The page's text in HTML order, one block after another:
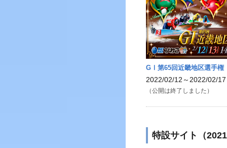
GⅠ第65回近畿地区選手権
2022/02/12～2022/02/17
（公開は終了しました）
特設サイト（